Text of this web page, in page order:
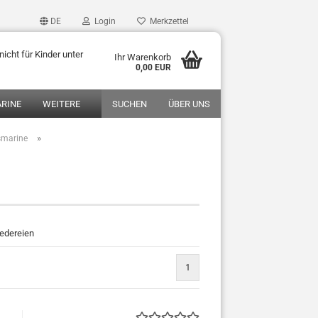
DE Login Merkzettel
für Kinder unter
Ihr Warenkorb
0,00 EUR
SUCHEN ÜBER UNS
WEITERE
»
1